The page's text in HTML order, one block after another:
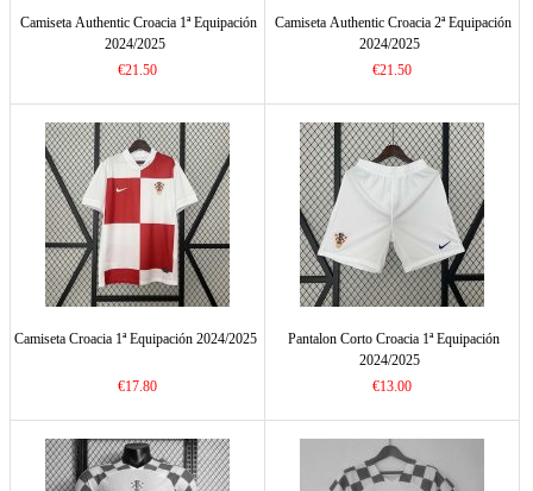
Camiseta Authentic Croacia 1ª Equipación
2024/2025
€21.50
Camiseta Authentic Croacia 2ª Equipación
2024/2025
€21.50
Camiseta Croacia 1ª Equipación 2024/2025
€17.80
Pantalon Corto Croacia 1ª Equipación
2024/2025
€13.00